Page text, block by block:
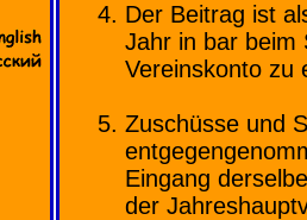
Der Beitrag ist
Jahr in bar beim
Vereinskonto zu
Zuschüsse und
Eingang
der